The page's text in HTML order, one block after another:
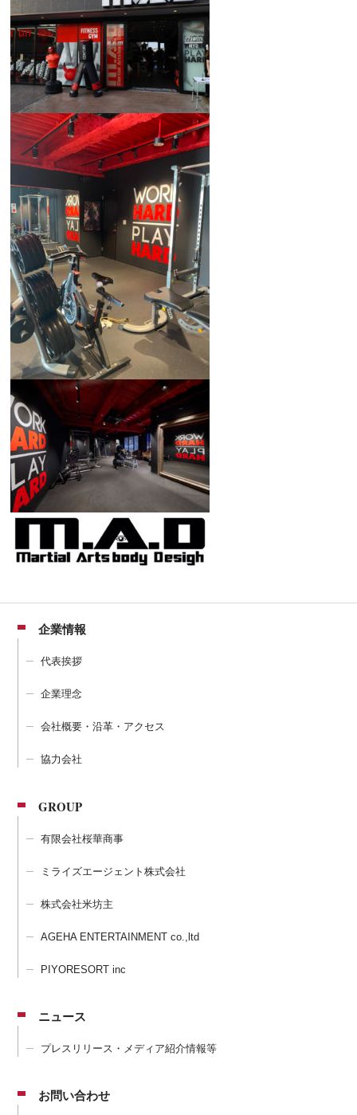
企業情報
代表挨拶
企業理念
会社概要・沿革・アクセス
協力会社
GROUP
有限会社桜華商事
ミライズエージェント株式会社
株式会社米坊主
AGEHA ENTERTAINMENT co.,ltd
PIYORESORT inc
ニュース
プレスリリース・メディア紹介情報等
お問い合わせ